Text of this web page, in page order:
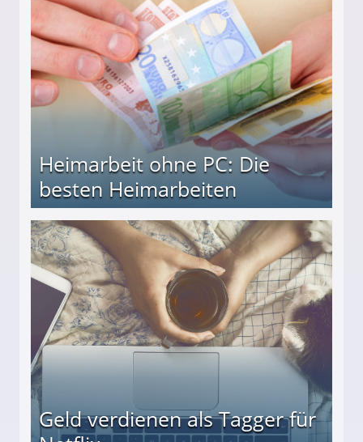
Heimarbeit ohne PC: Die
besten Heimarbeiten
Geld verdienen als Tagger für